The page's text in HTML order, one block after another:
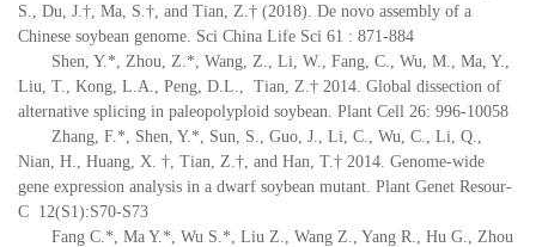
S., Du, J.†, Ma, S.†, and Tian, Z.† (2018). De novo assembly of a
Chinese soybean genome. Sci China Life Sci 61 : 871-884
Shen, Y.*, Zhou, Z.*, Wang, Z., Li, W., Fang, C., Wu, M., Ma, Y.,
Liu, T., Kong, L.A., Peng, D.L., Tian, Z.† 2014. Global dissection of
alternative splicing in paleopolyploid soybean. Plant Cell 26: 996-10058
Zhang, F.*, Shen, Y.*, Sun, S., Guo, J., Li, C., Wu, C., Li, Q.,
Nian, H., Huang, X. †, Tian, Z.†, and Han, T.† 2014. Genome-wide
gene expression analysis in a dwarf soybean mutant. Plant Genet Resour-
C 12(S1):S70-S73
Fang C.*, Ma Y.*, Wu S.*, Liu Z., Wang Z., Yang R., Hu G., Zhou